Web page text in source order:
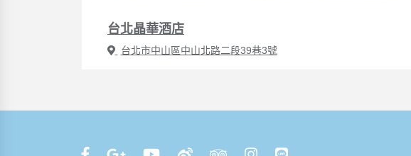
台北晶華酒店
台北市中山區中山北路二段39巷3號